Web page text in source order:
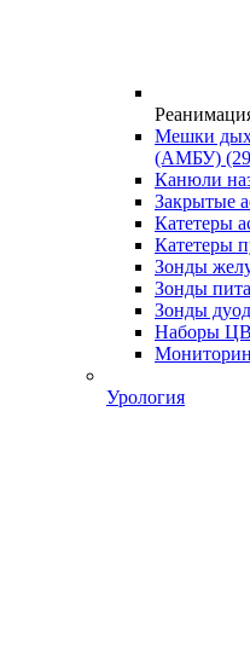
Мешки
(АМБУ)
Канюли
Закрытые
Катетеры
Катетеры
Зонды
Зонды
Зонды
Наборы
Урология